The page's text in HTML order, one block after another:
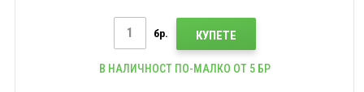
бр. КУПЕТЕ
В НАЛИЧНОСТ ПО-МАЛКО ОТ 5 БР